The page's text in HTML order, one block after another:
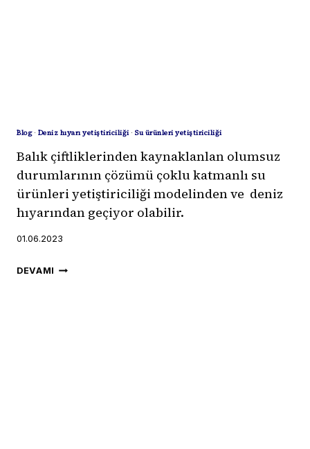
Blog· Deniz hıyarı yetiştiriciliği· Su ürünleri yetiştiriciliği
Balık çiftliklerinden kaynaklanlan olumsuz
durumlarının çözümü çoklu katmanlı su
ürünleri yetiştiriciliği modelinden ve deniz
hıyarından geçiyor olabilir.
01.06.2023
DEVAMI BALIK